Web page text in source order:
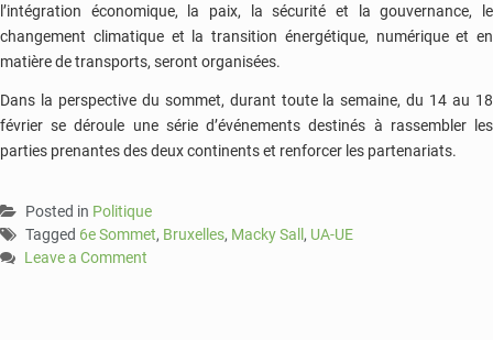
l’intégration économique, la paix, la sécurité et la gouvernance, le
changement climatique et la transition énergétique, numérique et en
matière de transports, seront organisées.
Dans la perspective du sommet, durant toute la semaine, du 14 au 18
février se déroule une série d’événements destinés à rassembler les
parties prenantes des deux continents et renforcer les partenariats.
Posted in Politique
Tagged 6e Sommet, Bruxelles, Macky Sall , UA-UE
Leave a Comment